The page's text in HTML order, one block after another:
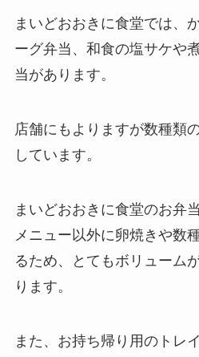
まいどおおきに食堂では、
ーグ弁当、和食の塩サケや
当があります。
店舗にもよりますが数種類
しています。
まいどおおきに食堂のお弁
メニュー以外に卵焼きや数
るため、とてもボリューム
ります。
また、お持ち帰り用のトレ